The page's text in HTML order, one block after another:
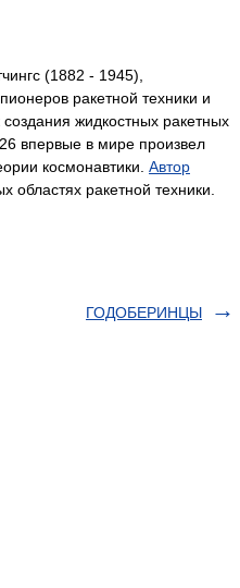
(1882 - 1945),
ракетной техники и
жидкостных ракетных
впервые в мире произвел
космонавтики. Автор
областях ракетной техники.
ГОДОБЕРИНЦЫ